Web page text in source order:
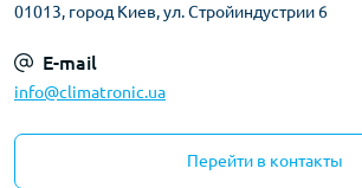
01013, город Киев, ул. Стройиндустрии 6
E-mail
info@climatronic.ua
Перейти в контакты